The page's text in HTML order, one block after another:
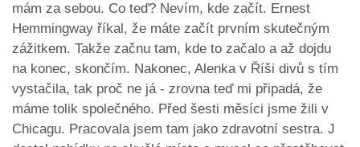
mám za sebou. Co teď? Nevím, kde začít. Ernest
Hemmingway říkal, že máte začít prvním skutečným
zážitkem. Takže začnu tam, kde to začalo a až dojdu
na konec, skončím. Nakonec, Alenka v Říši divů s tím
vystačila, tak proč ne já - zrovna teď mi připadá, že
máme tolik společného. Před šesti měsíci jsme žili v
Chicagu. Pracovala jsem tam jako zdravotní sestra. J